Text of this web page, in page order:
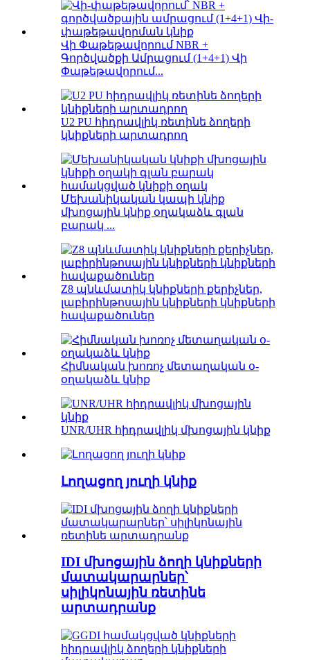
Վի Փաթեթավորում NBR +
Գործվածքի Ամրացում (1+4+1) Վի
Փաթեթավորում...
U2 PU հիդրավլիկ ռետինե ձողերի
կնիքների արտադրող
Մեխանիկական կապի կնիք
մխոցային կնիք օղակաձև գլան
բարակ ...
Z8 պնևմատիկ կնիքների քերիչներ,
լաբիրինթոսային կնիքների կնիքների
հավաքածուներ
Հիմնական խոռոչ մետաղական օ-
օղակաձև կնիք
UNR/UHR հիդրավլիկ մխոցային կնիք
Լողացող յուղի կնիք
IDI մխոցային ձողի կնիքների
մատակարարներ՝
սիլիկոնային ռետինե
արտադրանք